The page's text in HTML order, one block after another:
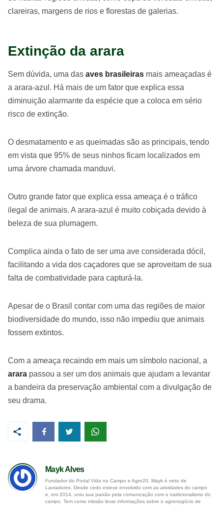
clareiras, margens de rios e florestas de galerias.
Extinção da arara
Sem dúvida, uma das aves brasileiras mais ameaçadas é
a arara-azul. Há mais de um fator que explica essa
diminuição alarmante da espécie que a coloca em sério
risco de extinção.
O desmatamento e as queimadas são as principais, tendo
em vista que 95% de seus ninhos ficam localizados em
uma árvore chamada manduvi.
Outro grande fator que explica essa ameaça é o tráfico
ilegal de animais. A arara-azul é muito cobiçada devido à
beleza de sua plumagem.
Complica ainda o fato de ser uma ave considerada dócil,
facilitando a vida dos caçadores que se aproveitam de sua
falta de combatividade para capturá-la.
Apesar de o Brasil contar com uma das regiões de maior
biodiversidade do mundo, isso não impediu que animais
fossem extintos.
Com a ameaça recaindo em mais um símbolo nacional, a
arara passou a ser um dos animais que ajudam a levantar
a bandeira da preservação ambiental com a divulgação de
seu drama.
Mayk Alves
Fundador do Portal Vida no Campo e Agro20, Mayk é neto de
Lavradores. Desde cedo esteve envolvido com as atividades do campo
e, em 2014, uniu sua paixão pela comunicação com o tradicionalismo do
campo. Tem como missão levar informações sobre o agronegócio de